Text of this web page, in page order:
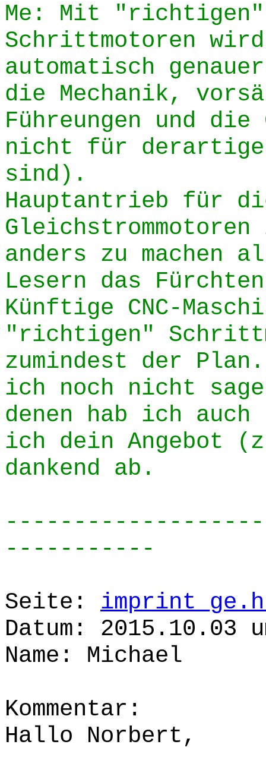
Me: Mit
Schrittmotoren
automatisch
die Mechanik,
Führeungen und die
nicht für
sind).
Hauptantrieb für
anders zu machen
Lesern das
Künftige CNC-
"richtigen"
zumindest der
ich noch nicht
denen hab ich
ich dein Angebot
dankend ab.
-----------
Seite:
Datum: 2015.10.03
Name: Michael
Kommentar:
Hallo Norbert,